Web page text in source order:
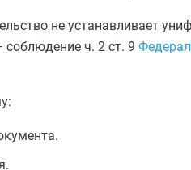
не устанавливает
соблюдение ч. 2 ст. 9